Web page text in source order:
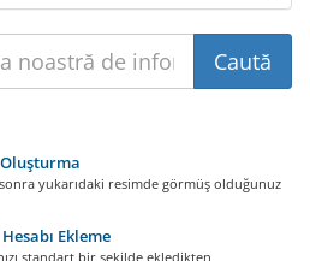
Oluşturma
yukarıdaki resimde görmüş olduğunuz
Ekleme
standart bir şekilde ekledikten